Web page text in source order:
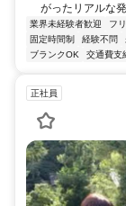
がったリアルな
業界未経験者歓迎 フ
固定時間制
経験不問
ブランクOK
交通費支
正社員